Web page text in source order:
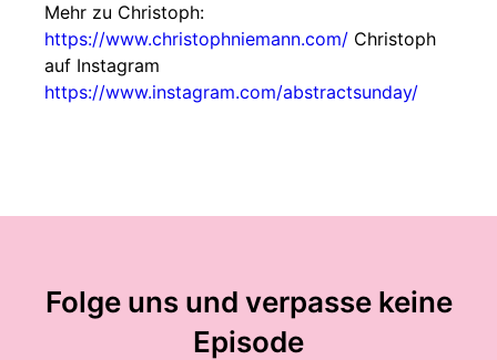
Mehr zu Christoph:
https://www.christophniemann.com/ Christoph
auf Instagram
https://www.instagram.com/abstractsunday/
Folge uns und verpasse keine
Episode